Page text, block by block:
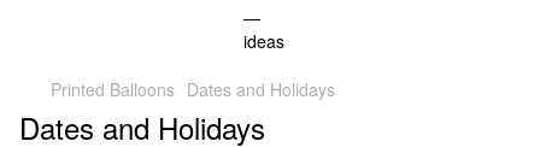
Printed Balloons Dates and Holidays
Dates and Holidays